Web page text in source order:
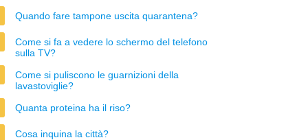
Quando fare tampone uscita quarantena?
Come si fa a vedere lo schermo del telefono
sulla TV?
Come si puliscono le guarnizioni della
lavastoviglie?
Quanta proteina ha il riso?
Cosa inquina la città?